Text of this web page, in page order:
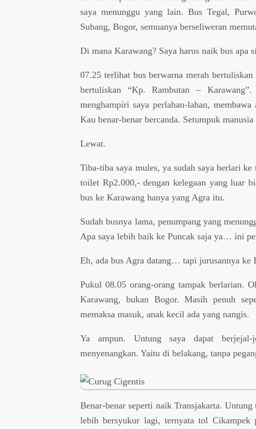
saya menunggu yang lain. Bus Tegal,
Subang, Bogor, semuanya berseliweran
Di mana Karawang? Saya harus naik bus apa
07.25 terlihat bus berwarna merah
bertuliskan “Kp. Rambutan –
menghampiri saya perlahan-lahan,
Kau benar-benar bercanda. Setumpuk
Lewat.
Tiba-tiba saya mules, ya sudah saya berlari
toilet Rp2.000,- dengan kelegaan yang luar
bus ke Karawang hanya yang Agra itu.
Sudah busnya lama, penumpang yang
Apa saya lebih baik ke Puncak saja ya… ini
Eh, ada bus Agra datang… tapi jurusannya ke
Pukul 08.05 orang-orang tampak berlarian.
Karawang, bukan Bogor. Masih penuh
memaksa masuk, anak kecil ada yang nangis.
Ya ampun. Untung saya dapat
menyenangkan. Yaitu di belakang, tanpa
Benar-benar seperti naik Transjakarta.
lebih bersyukur lagi, ternyata tol